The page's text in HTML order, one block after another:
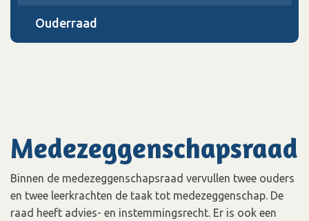
Ouderraad
Medezeggenschapsraad
Binnen de medezeggenschapsraad vervullen twee ouders
en twee leerkrachten de taak tot medezeggenschap. De
raad heeft advies- en instemmingsrecht. Er is ook een